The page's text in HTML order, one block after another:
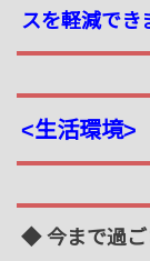
スを軽減でき
<生活環境>
◆ 今まで過ご